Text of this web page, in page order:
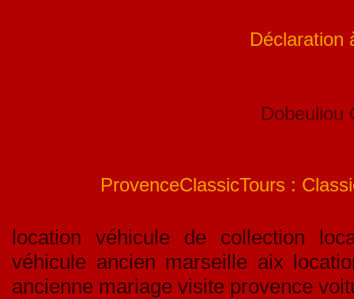
Déclaration
Dobeuliou
ProvenceClassicTours :
location véhicule de collection
véhicule ancien marseille aix
ancienne mariage visite provence